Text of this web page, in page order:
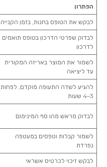
הפתרון
לבקש את הטופס בחנות, בזמן הקנייה
לבדוק שפרטי הדרכון בטופס תואמים
לדרכון
לשמור את המוצר באריזה המקורית
עד ליציאה
להגיע לשדה התעופה מוקדם, לפחות
3–4 שעות
לבדוק מראש מהו סף המינימום
לשמור קבלות וטפסים במעטפה
נפרדת
לבקש זיכוי לכרטיס אשראי